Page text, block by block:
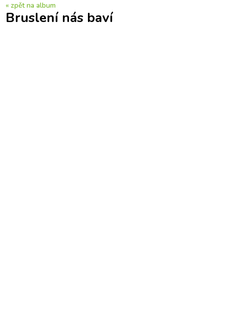
« zpět na album
Bruslení nás baví